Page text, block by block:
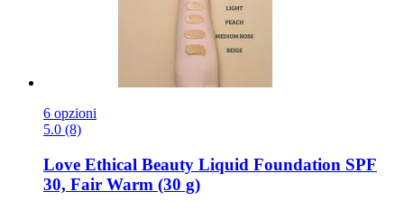
6 opzioni
5.0 (8)
Love Ethical Beauty Liquid Foundation SPF
30, Fair Warm (30 g)